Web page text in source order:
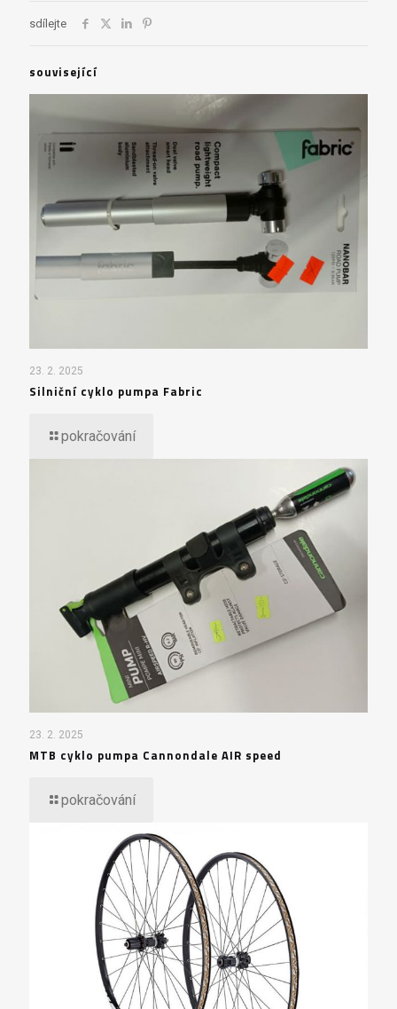
sdílejte
související
23. 2. 2025
Silniční cyklo pumpa Fabric
pokračování
23. 2. 2025
MTB cyklo pumpa Cannondale AIR speed
pokračování